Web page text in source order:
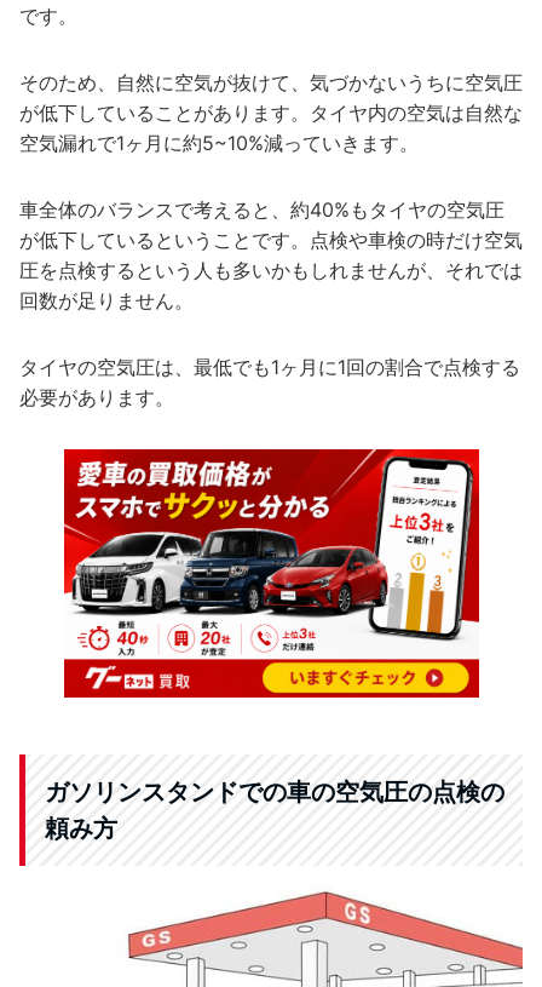
です。
そのため、自然に空気が抜けて、気づかないうちに空気圧
が低下していることがあります。タイヤ内の空気は自然な
空気漏れで1ヶ月に約5~10%減っていきます。
車全体のバランスで考えると、約40%もタイヤの空気圧
が低下しているということです。点検や車検の時だけ空気
圧を点検するという人も多いかもしれませんが、それでは
回数が足りません。
タイヤの空気圧は、最低でも1ヶ月に1回の割合で点検する
必要があります。
ガソリンスタンドでの車の空気圧の点検の
頼み方